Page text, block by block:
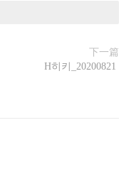
下一篇
H히키_20200821